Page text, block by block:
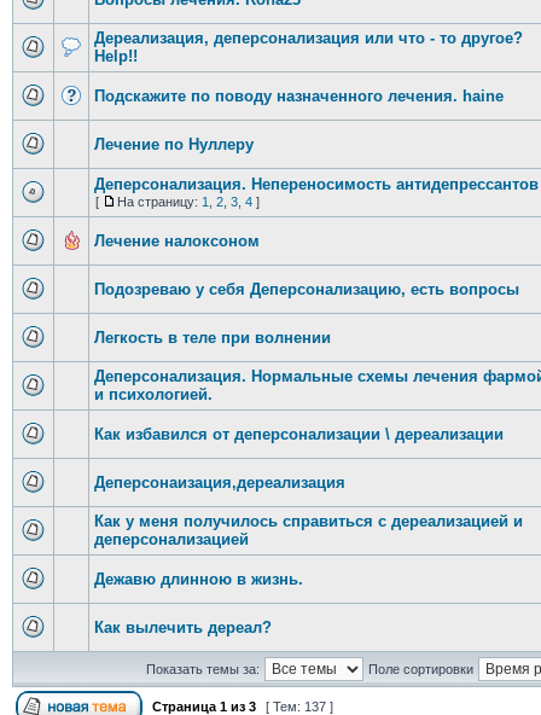
Дереализация, деперсонализация или что - то другое?
Help!!
Подскажите по поводу назначенного лечения. haine
Лечение по Нуллеру
Деперсонализация. Непереносимость антидепрессантов
[ На страницу: 1 2, 3, 4]
Лечение налоксоном
Подозреваю у себя Деперсонализацию, есть вопросы
Легкость в теле при волнении
Деперсонализация. Нормальные схемы лечения
и психологией.
Как избавился от деперсонализации \ дереализации
Деперсонаизация,дереализация
Как у меня получилось справиться с дереализацией и
деперсонализацией
Дежавю длинною в жизнь.
Как вылечить дереал?
Показать темы за: Поле сортировки
Страница 1из 3 [ Тем: 137 ]